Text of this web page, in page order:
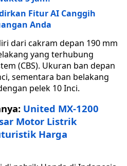
Fitur AI Canggih
Anda
dari cakram depan 190 mm
yang terhubung
(CBS). Ukuran ban depan
sementara ban belakang
pelek 10 Inci.
United MX-1200
Motor Listrik
Harga